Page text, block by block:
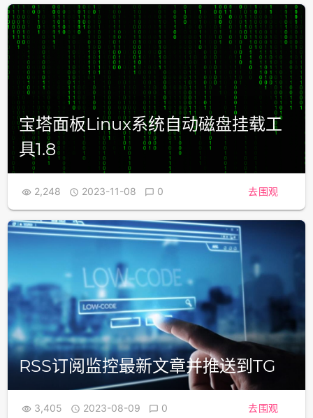
宝塔面板Linux系统自动磁盘挂载工
具1.8
 2,248  2023-11-08  0 去围观
RSS订阅监控最新文章并推送到TG
 3,405  2023-08-09  0 去围观